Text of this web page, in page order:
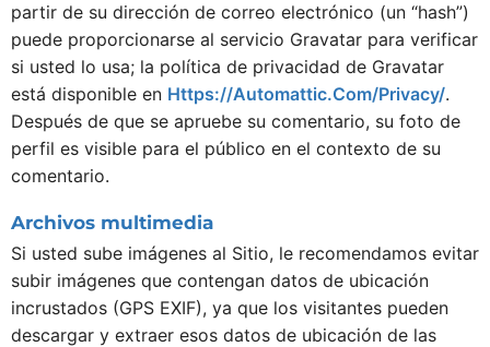
partir de su dirección de correo electrónico (un “hash”)
puede proporcionarse al servicio Gravatar para verificar
si usted lo usa; la política de privacidad de Gravatar
está disponible en Https://automattic.com/privacy/.
Después de que se apruebe su comentario, su foto de
perfil es visible para el público en el contexto de su
comentario.
Archivos multimedia
Si usted sube imágenes al Sitio, le recomendamos evitar
subir imágenes que contengan datos de ubicación
incrustados (GPS EXIF), ya que los visitantes pueden
descargar y extraer esos datos de ubicación de las